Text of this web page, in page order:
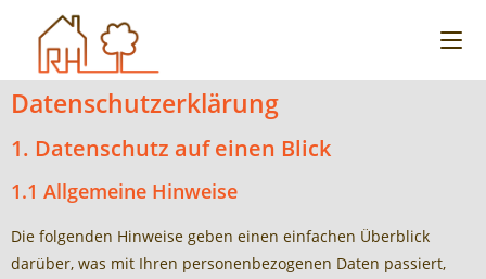
Datenschutzerklärung
1. Datenschutz auf einen Blick
1.1 Allgemeine Hinweise
Die folgenden Hinweise geben einen einfachen Überblick
darüber, was mit Ihren personenbezogenen Daten passiert,